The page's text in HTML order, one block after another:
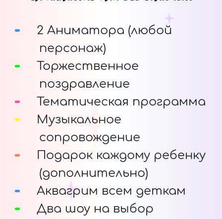
2 Аниматора (любой
персонаж)
Торжественное
поздравление
Тематическая программа
Музыкальное
сопровождение
Подарок каждому ребенку
(дополнительно)
Аквагрим всем деткам
Два шоу на выбор